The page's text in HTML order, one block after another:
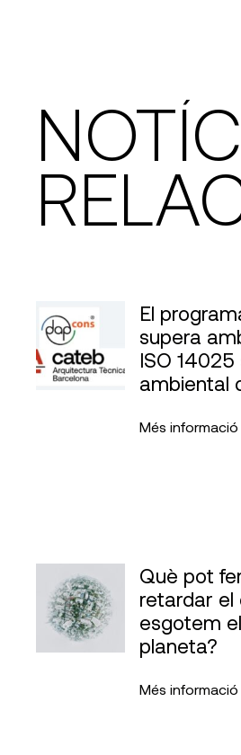
El
supera
ISO
ambiental
Més informació
Què pot
retardar el
esgotem
planeta?
Més informació